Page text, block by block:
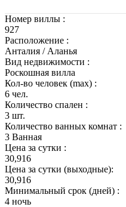
Номер виллы :
927
Расположение :
Анталия / Аланья
Вид недвижимости :
Роскошная вилла
Кол-во человек (max) :
6 чел.
Количество спален :
3 шт.
Количество ванных комнат :
3 Ванная
Цена за сутки :
30,916
Цена за сутки (выходные):
30,916
Минимальный срок (дней) :
4 ночь